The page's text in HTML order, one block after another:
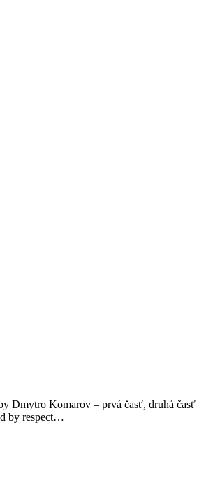
Dmytro Komarov – prvá časť, druhá časť
by respect…